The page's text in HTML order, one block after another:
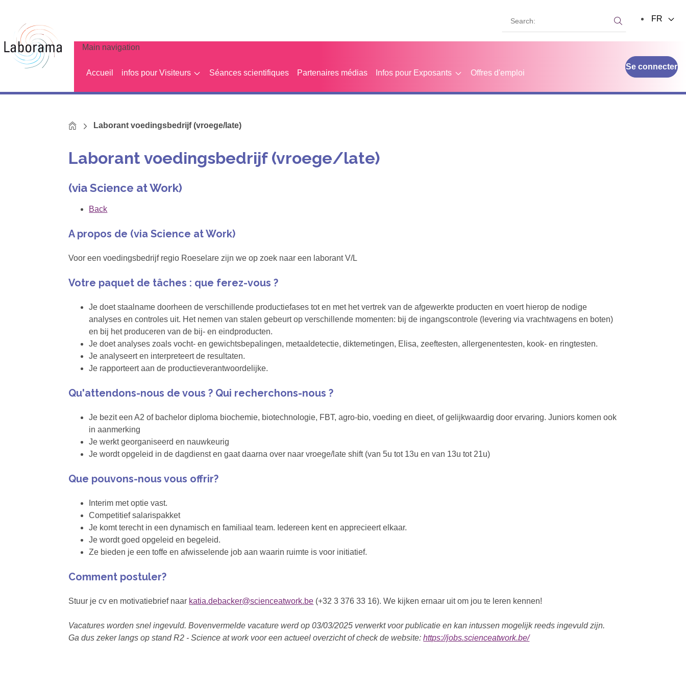
Main navigation
Accueil infos pour Visiteurs Séances scientifiques Partenaires médias Infos pour Exposants Offres d'emploi
Se connecter
Search:
FR
HomeLaborant voedingsbedrijf (vroege/late)
Laborant voedingsbedrijf (vroege/late)
(via Science at Work)
Back
A propos de (via Science at Work)
Voor een voedingsbedrijf regio Roeselare zijn we op zoek naar een laborant V/L
Votre paquet de tâches : que ferez-vous ?
Je doet staalname doorheen de verschillende productiefases tot en met het vertrek van de afgewerkte producten en voert hierop de nodige
analyses en controles uit. Het nemen van stalen gebeurt op verschillende momenten: bij de ingangscontrole (levering via vrachtwagens en boten)
en bij het produceren van de bij- en eindproducten.
Je doet analyses zoals vocht- en gewichtsbepalingen, metaaldetectie, diktemetingen, Elisa, zeeftesten, allergenentesten, kook- en ringtesten.
Je analyseert en interpreteert de resultaten.
Je rapporteert aan de productieverantwoordelijke.
Qu'attendons-nous de vous ? Qui recherchons-nous ?
Je bezit een A2 of bachelor diploma biochemie, biotechnologie, FBT, agro-bio, voeding en dieet, of gelijkwaardig door ervaring. Juniors komen ook
in aanmerking
Je werkt georganiseerd en nauwkeurig
Je wordt opgeleid in de dagdienst en gaat daarna over naar vroege/late shift (van 5u tot 13u en van 13u tot 21u)
Que pouvons-nous vous offrir?
Interim met optie vast.
Competitief salarispakket
Je komt terecht in een dynamisch en familiaal team. Iedereen kent en apprecieert elkaar.
Je wordt goed opgeleid en begeleid.
Ze bieden je een toffe en afwisselende job aan waarin ruimte is voor initiatief.
Comment postuler?
Stuur je cv en motivatiebrief naar katia.debacker@scienceatwork.be (+32 3 376 33 16). We kijken ernaar uit om jou te leren kennen!
Vacatures worden snel ingevuld. Bovenvermelde vacature werd op 03/03/2025 verwerkt voor publicatie en kan intussen mogelijk reeds ingevuld zijn.
Ga dus zeker langs op stand R2 - Science at work voor een actueel overzicht of check de website:https://jobs.scienceatwork.be/